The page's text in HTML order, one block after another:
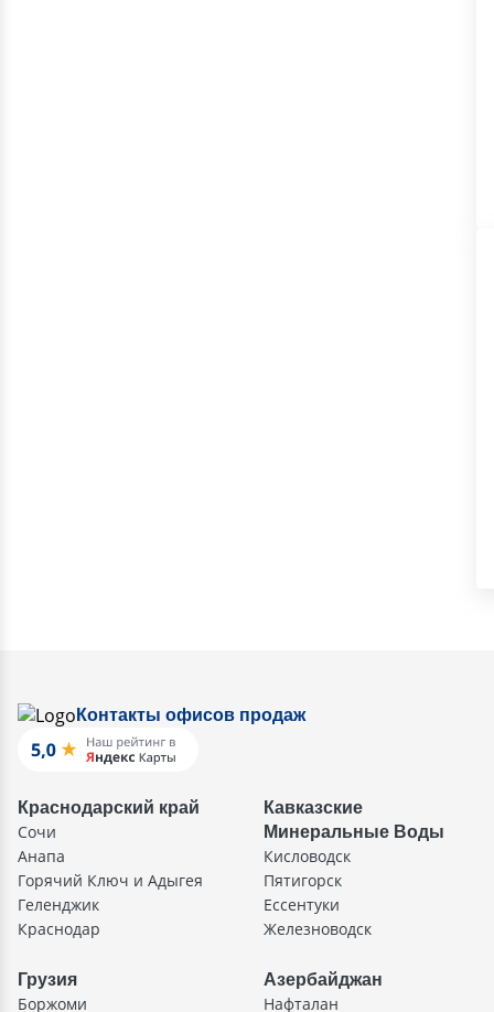
Контакты офисов продаж
Краснодарский край
Сочи
Анапа
Горячий Ключ и Адыгея
Геленджик
Краснодар
Кавказские
Минеральные Воды
Кисловодск
Пятигорск
Ессентуки
Железноводск
Грузия
Боржоми
Азербайджан
Нафталан